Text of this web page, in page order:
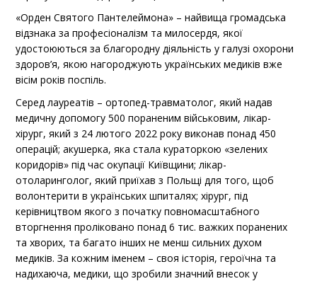
«Орден Святого Пантелеймона» – найвища громадська
відзнака за професіоналізм та милосердя, якої
удостоюються за благородну діяльність у галузі охорони
здоров’я, якою нагороджують українських медиків вже
вісім років поспіль.
Серед лауреатів – ортопед-травматолог, який надав
медичну допомогу 500 пораненим військовим, лікар-
хірург, який з 24 лютого 2022 року виконав понад 450
операцій; акушерка, яка стала кураторкою «зелених
коридорів» під час окупації Київщини; лікар-
отоларинголог, який приїхав з Польщі для того, щоб
волонтерити в українських шпиталях; хірург, під
керівництвом якого з початку повномасштабного
вторгнення проліковано понад 6 тис. важких поранених
та хворих, та багато інших не менш сильних духом
медиків. За кожним іменем – своя історія, героїчна та
надихаюча, медики, що зробили значний внесок у